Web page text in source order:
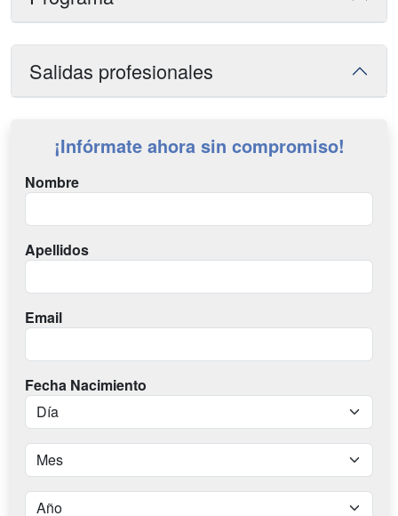
Salidas profesionales
¡Infórmate ahora sin compromiso!
Nombre
Apellidos
Email
Fecha Nacimiento